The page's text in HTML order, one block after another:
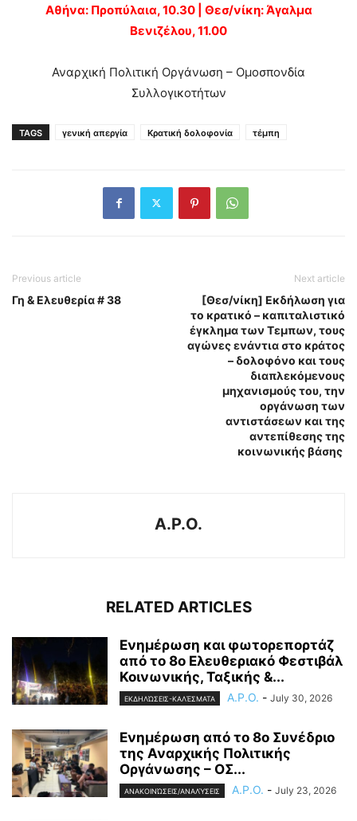
Αθήνα: Προπύλαια, 10.30 | Θεσ/νίκη: Άγαλμα
Βενιζέλου, 11.00
Αναρχική Πολιτική Οργάνωση – Ομοσπονδία
Συλλογικοτήτων
TAGS γενική απεργία Κρατική δολοφονία τέμπη
Previous article
Γη & Ελευθερία # 38
Next article
[Θεσ/νίκη] Εκδήλωση για
το κρατικό – καπιταλιστικό
έγκλημα των Τεμπων, τους
αγώνες ενάντια στο κράτος
– δολοφόνο και τους
διαπλεκόμενους
μηχανισμούς του, την
οργάνωση των
αντιστάσεων και της
αντεπίθεσης της
κοινωνικής βάσης
A.P.O.
RELATED ARTICLES
Ενημέρωση και φωτορεπορτάζ
από το 8ο Ελευθεριακό Φεστιβάλ
Κοινωνικής, Ταξικής &...
ΕΚΔΗΛΏΣΕΙΣ-ΚΑΛΈΣΜΑΤΑ A.P.O. - July 30, 2026
Ενημέρωση από το 8ο Συνέδριο
της Αναρχικής Πολιτικής
Οργάνωσης – ΟΣ...
ΑΝΑΚΟΙΝΏΣΕΙΣ/ΑΝΑΛΎΣΕΙΣ A.P.O. - July 23, 2026